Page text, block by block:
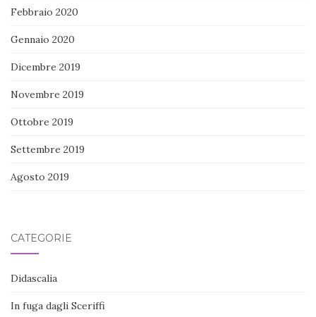
Febbraio 2020
Gennaio 2020
Dicembre 2019
Novembre 2019
Ottobre 2019
Settembre 2019
Agosto 2019
CATEGORIE
Didascalia
In fuga dagli Sceriffi